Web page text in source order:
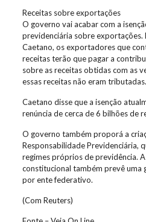
Receitas sobre exportações
O governo vai acabar com a
previdenciária sobre exportações.
Caetano, os exportadores que
receitas terão que pagar a
sobre as receitas obtidas com as
essas receitas não eram tributadas.
Caetano disse que a isenção
renúncia de cerca de 6 bilhões de
O governo também proporá a
Responsabilidade Previdenciária,
regimes próprios de previdência.
constitucional também prevê uma
por ente federativo.
(Com Reuters)